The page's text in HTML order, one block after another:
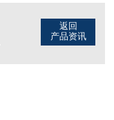
返回
产品资讯